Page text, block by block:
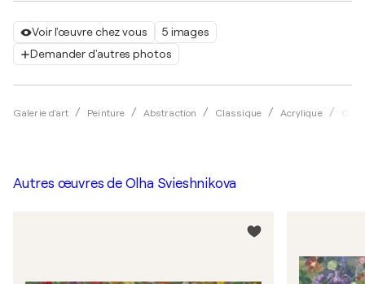
Voir l'œuvre chez vous
5 images
Demander d'autres photos
Galerie d'art Peinture Abstraction Classique Acrylique
Autres œuvres de Olha Svieshnikova